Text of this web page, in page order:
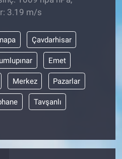
3.19 m/s
Çavdarhisar
Emet
Merkez Pazarlar
Tavşanlı